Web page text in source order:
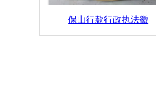
保山行款行政执法徽